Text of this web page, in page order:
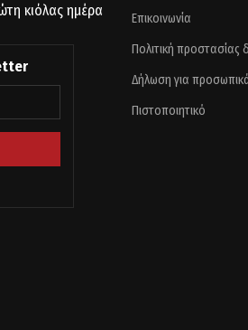
κιόλας ημέρα
Επικοινωνία
Πολιτική προστασίας
Δήλωση για
Πιστοποιητικό